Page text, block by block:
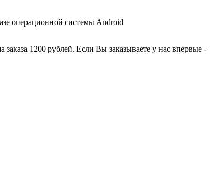
операционной системы Android
1200 рублей. Если Вы заказываете у нас впервые -